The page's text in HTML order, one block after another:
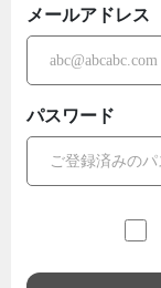
メールアドレス
パスワード